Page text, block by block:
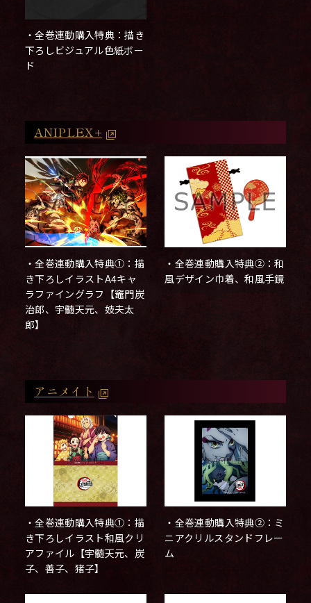
・全巻連動購入特典：描き
下ろしビジュアル色紙ボー
ド
ANIPLEX+
・全巻連動購入特典①：描
き下ろしイラストA4キャ
ラファイングラフ【竈門炭
治郎、宇髄天元、妓夫太
郎】
・全巻連動購入特典②：和
風デザイン巾着、和風手鏡
アニメイト
・全巻連動購入特典①：描
き下ろしイラスト和風クリ
アファイル【宇髄天元、炭
子、善子、猪子】
・全巻連動購入特典②：ミ
ニアクリルスタンドフレー
ム